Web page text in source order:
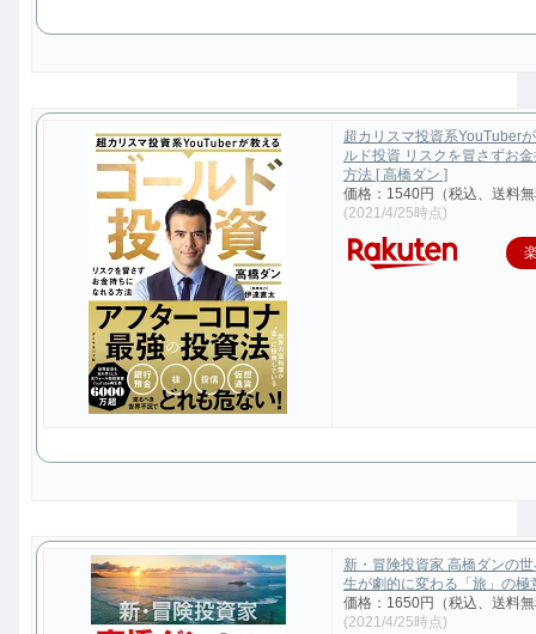
超カリスマ投資系YouTuber
ルド投資 リスクを冒さずお
方法 [ 高橋ダン ]
価格：1540円（税込、送料
(2021/4/25時点)
新・冒険投資家 高橋ダンの
生が劇的に変わる「旅」の極
価格：1650円（税込、送料
(2021/4/25時点)